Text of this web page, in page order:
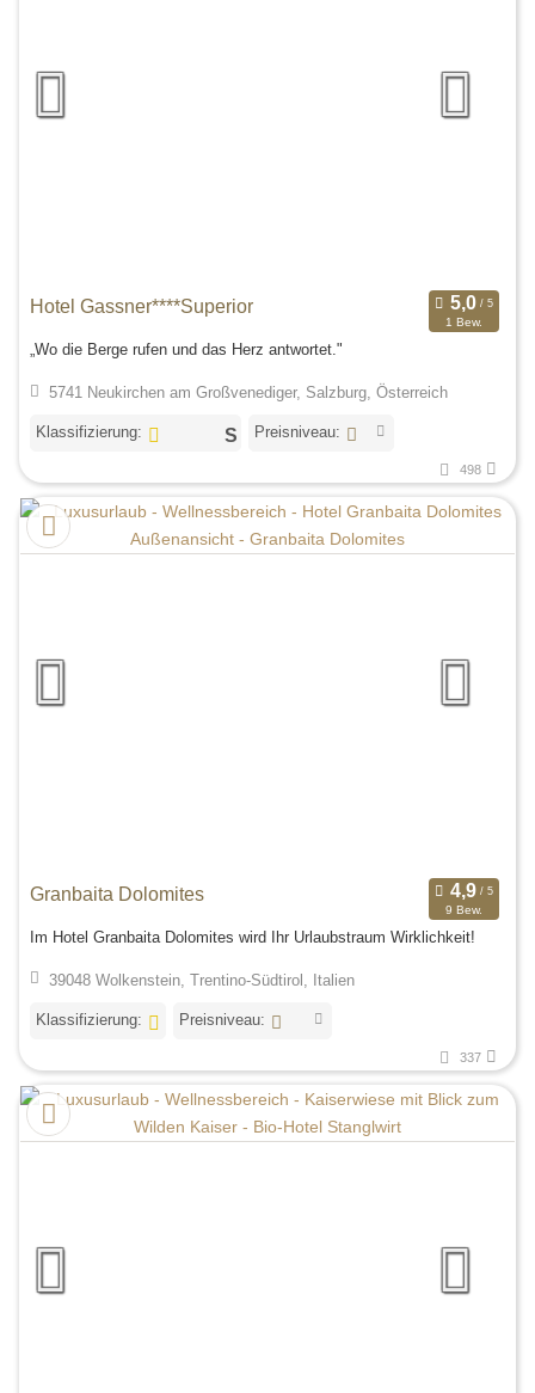
Hotel Gassner****Superior
1 Bew.
„Wo die Berge rufen und das Herz antwortet."
5741 Neukirchen am Großvenediger, Salzburg, Österreich
Klassifizierung: Preisniveau:
498
Granbaita Dolomites
9 Bew.
Im Hotel Granbaita Dolomites wird Ihr Urlaubstraum Wirklichkeit!
39048 Wolkenstein, Trentino-Südtirol, Italien
Klassifizierung: Preisniveau:
337